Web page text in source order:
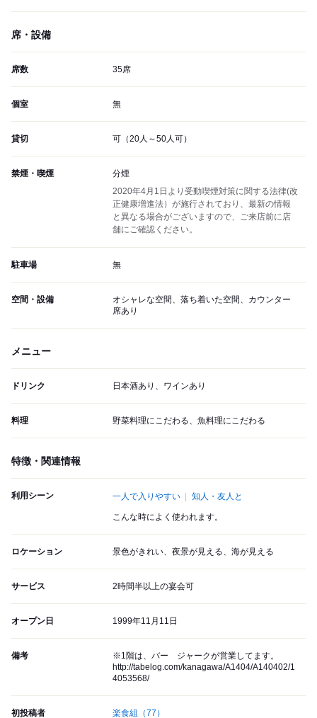
席・設備
席数 35席
個室 無
貸切 可（20人～50人可）
禁煙・喫煙
分煙
2020年4月1日より受動喫煙対策に関する法律(改
正健康増進法）が施行されており、最新の情報
と異なる場合がございますので、ご来店前に店
舗にご確認ください。
駐車場 無
空間・設備
オシャレな空間、落ち着いた空間、カウンター
席あり
メニュー
ドリンク 日本酒あり、ワインあり
料理 野菜料理にこだわる、魚料理にこだわる
特徴・関連情報
利用シーン 一人で入りやすい 知人・友人と
こんな時によく使われます。
ロケーション 景色がきれい、夜景が見える、海が見える
サービス 2時間半以上の宴会可
オープン日 1999年11月11日
備考
※1階は、バー ジャークが営業してます。
http://tabelog.com/kanagawa/A1404/A140402/1
4053568/
初投稿者 楽食組 （77）